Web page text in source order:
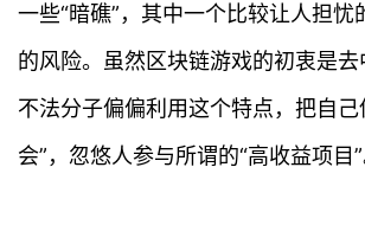
一些“暗礁”，其中一个比较让人担忧
的风险。虽然区块链游戏的初衷是
不法分子偏偏利用这个特点，把自己
会”，忽悠人参与所谓的“高收益项目”